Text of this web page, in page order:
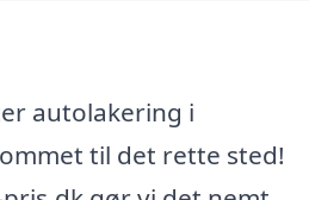
autolakering i
til det rette sted!